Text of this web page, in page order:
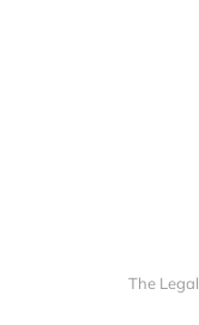
The